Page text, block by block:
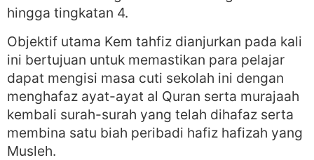
hingga tingkatan 4.
Objektif utama Kem tahfiz dianjurkan pada kali
ini bertujuan untuk memastikan para pelajar
dapat mengisi masa cuti sekolah ini dengan
menghafaz ayat-ayat al Quran serta murajaah
kembali surah-surah yang telah dihafaz serta
membina satu biah peribadi hafiz hafizah yang
Musleh.